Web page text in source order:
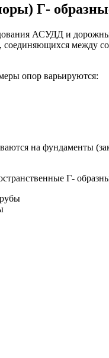
Г-
АСУДД и
соединяющихся
опор варьируются:
на фундаменты
Г-